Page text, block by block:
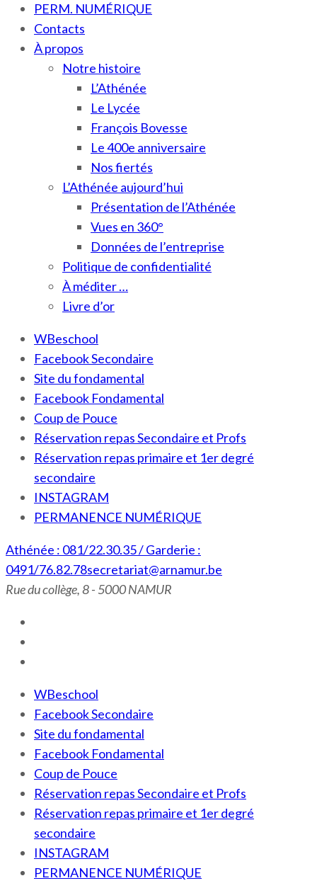
PERM. NUMÉRIQUE
Contacts
À propos
Notre histoire
L’Athénée
Le Lycée
François Bovesse
Le 400e anniversaire
Nos fiertés
L’Athénée aujourd’hui
Présentation de l’Athénée
Vues en 360°
Données de l’entreprise
Politique de confidentialité
À méditer …
Livre d’or
WBeschool
Facebook Secondaire
Site du fondamental
Facebook Fondamental
Coup de Pouce
Réservation repas Secondaire et Profs
Réservation repas primaire et 1er degré
secondaire
INSTAGRAM
PERMANENCE NUMÉRIQUE
Athénée : 081/22.30.35 / Garderie :
0491/76.82.78secretariat@arnamur.be
Rue du collège, 8 - 5000 NAMUR
WBeschool
Facebook Secondaire
Site du fondamental
Facebook Fondamental
Coup de Pouce
Réservation repas Secondaire et Profs
Réservation repas primaire et 1er degré
secondaire
INSTAGRAM
PERMANENCE NUMÉRIQUE